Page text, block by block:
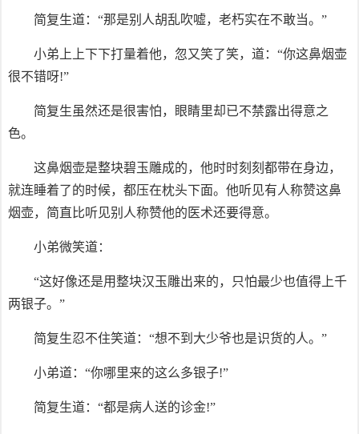
简复生道：“那是别人胡乱吹嘘，老朽实在不敢当。”
小弟上上下下打量着他，忽又笑了笑，道：“你这鼻烟壶
很不错呀!”
简复生虽然还是很害怕，眼睛里却已不禁露出得意之
色。
这鼻烟壶是整块碧玉雕成的，他时时刻刻都带在身边，
就连睡着了的时候，都压在枕头下面。他听见有人称赞这鼻
烟壶，简直比听见别人称赞他的医术还要得意。
小弟微笑道：
“这好像还是用整块汉玉雕出来的，只怕最少也值得上千
两银子。”
简复生忍不住笑道：“想不到大少爷也是识货的人。”
小弟道：“你哪里来的这么多银子!”
简复生道：“都是病人送的诊金!”